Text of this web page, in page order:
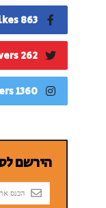
863 Likes
262 Followers
1360 Followers